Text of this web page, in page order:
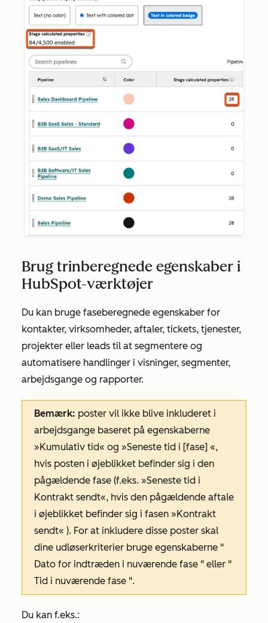
Brug trinberegnede egenskaber i
HubSpot-værktøjer
Du kan bruge faseberegnede egenskaber for
kontakter, virksomheder, aftaler, tickets, tjenester,
projekter eller leads til at segmentere og
automatisere handlinger i visninger, segmenter,
arbejdsgange og rapporter.
Bemærk: poster vil ikke blive inkluderet i
arbejdsgange baseret på egenskaberne
»Kumulativ tid« og »Seneste tid i [fase] «,
hvis posten i øjeblikket befinder sig i den
pågældende fase (f.eks. »Seneste tid i
Kontrakt sendt«, hvis den pågældende aftale
i øjeblikket befinder sig i fasen »Kontrakt
sendt« ). For at inkludere disse poster skal
dine udløserkriterier bruge egenskaberne "
Dato for indtræden i nuværende fase " eller "
Tid i nuværende fase ".
Du kan f.eks.: